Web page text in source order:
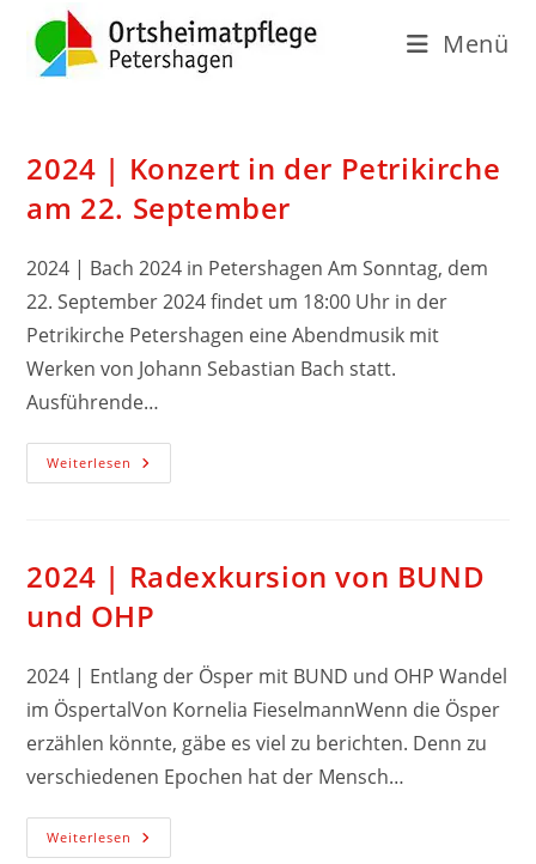
Menü
2024 | Konzert in der Petrikirche
am 22. September
2024 | Bach 2024 in Petershagen Am Sonntag, dem
22. September 2024 findet um 18:00 Uhr in der
Petrikirche Petershagen eine Abendmusik mit
Werken von Johann Sebastian Bach statt.
Ausführende…
Weiterlesen
2024 | Radexkursion von BUND
und OHP
2024 | Entlang der Ösper mit BUND und OHP Wandel
im ÖspertalVon Kornelia FieselmannWenn die Ösper
erzählen könnte, gäbe es viel zu berichten. Denn zu
verschiedenen Epochen hat der Mensch…
Weiterlesen